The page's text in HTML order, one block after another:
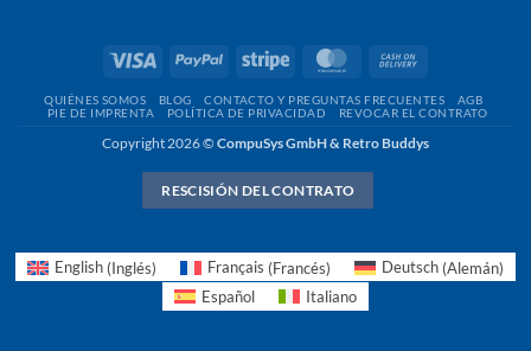
Visa PayPal Raya MasterCard
QUIÉNES SOMOS BLOG CONTACTO Y PREGUNTAS FRECUENTES
AGB
PIE DE IMPRENTA
POLÍTICA DE PRIVACIDAD REVOCAR EL CONTRATO
Copyright 2026 © CompuSys GmbH & Retro Buddys
RESCISIÓN DEL CONTRATO
English(Inglés) Français (Francés) Deutsch (Alemán)
Español
Italiano